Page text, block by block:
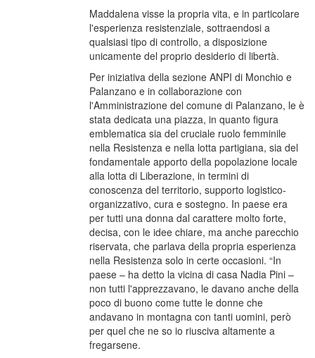
Maddalena visse la propria vita, e in particolare
l'esperienza resistenziale, sottraendosi a
qualsiasi tipo di controllo, a disposizione
unicamente del proprio desiderio di libertà.
Per iniziativa della sezione ANPI di Monchio e
Palanzano e in collaborazione con
l'Amministrazione del comune di Palanzano, le è
stata dedicata una piazza, in quanto figura
emblematica sia del cruciale ruolo femminile
nella Resistenza e nella lotta partigiana, sia del
fondamentale apporto della popolazione locale
alla lotta di Liberazione, in termini di
conoscenza del territorio, supporto logistico-
organizzativo, cura e sostegno. In paese era
per tutti una donna dal carattere molto forte,
decisa, con le idee chiare, ma anche parecchio
riservata, che parlava della propria esperienza
nella Resistenza solo in certe occasioni. “In
paese – ha detto la vicina di casa Nadia Pini –
non tutti l'apprezzavano, le davano anche della
poco di buono come tutte le donne che
andavano in montagna con tanti uomini, però
per quel che ne so io riusciva altamente a
fregarsene.